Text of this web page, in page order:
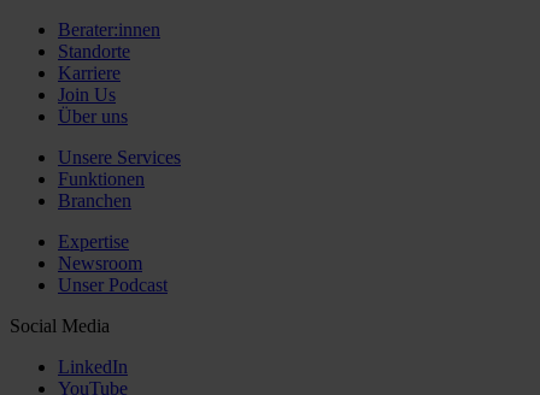
Berater:innen
Standorte
Karriere
Join Us
Über uns
Unsere Services
Funktionen
Branchen
Expertise
Newsroom
Unser Podcast
Social Media
LinkedIn
YouTube